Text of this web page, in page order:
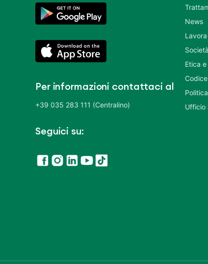
Per informazioni contattaci al
+39 035 283 111 (Centralino)
Seguici su:
News
Etica
Ufficio